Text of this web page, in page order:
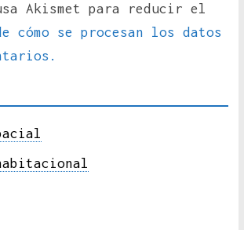
Akismet para reducir el
cómo se procesan los datos